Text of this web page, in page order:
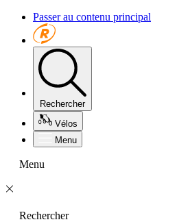
Passer au contenu principal
Rechercher
Vélos
Menu
Menu
Rechercher